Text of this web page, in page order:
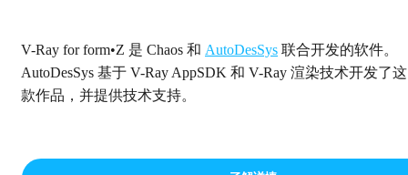
V-Ray for form•Z 是 Chaos 和 AutoDesSys 联合开发的软件。
AutoDesSys 基于 V-Ray AppSDK 和 V-Ray 渲染技术开发了这
款作品，并提供技术支持。